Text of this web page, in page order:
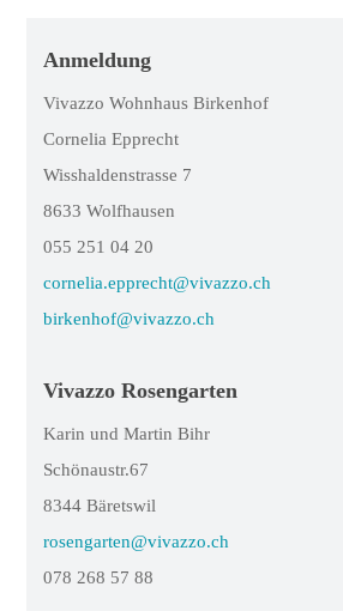
Anmeldung
Vivazzo Wohnhaus Birkenhof
Cornelia Epprecht
Wisshaldenstrasse 7
8633 Wolfhausen
055 251 04 20
cornelia.epprecht@vivazzo.ch
birkenhof@vivazzo.ch
Vivazzo Rosengarten
Karin und Martin Bihr
Schönaustr.67
8344 Bäretswil
rosengarten@vivazzo.ch
078 268 57 88